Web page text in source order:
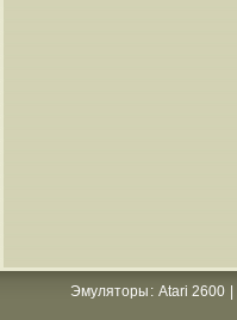
Эмуляторы : Atari 2600